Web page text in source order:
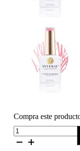
Compra este
Esmalte
semipermanente